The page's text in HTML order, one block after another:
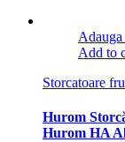
Add to
Storcatoare
Hurom
Hurom HA